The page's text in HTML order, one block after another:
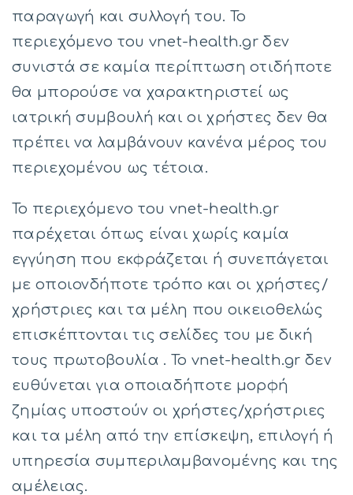
παραγωγή και συλλογή του. Το
περιεχόμενο του vnet-health.gr δεν
συνιστά σε καμία περίπτωση οτιδήποτε
θα μπορούσε να χαρακτηριστεί ως
ιατρική συμβουλή και οι χρήστες δεν θα
πρέπει να λαμβάνουν κανένα μέρος του
περιεχομένου ως τέτοια.
Το περιεχόμενο του vnet-health.gr
παρέχεται όπως είναι χωρίς καμία
εγγύηση που εκφράζεται ή συνεπάγεται
με οποιονδήποτε τρόπο και οι χρήστες/
χρήστριες και τα μέλη που οικειοθελώς
επισκέπτονται τις σελίδες του με δική
τους πρωτοβουλία . Το vnet-health.gr δεν
ευθύνεται για οποιαδήποτε μορφή
ζημίας υποστούν οι χρήστες/χρήστριες
και τα μέλη από την επίσκεψη, επιλογή ή
υπηρεσία συμπεριλαμβανομένης και της
αμέλειας.